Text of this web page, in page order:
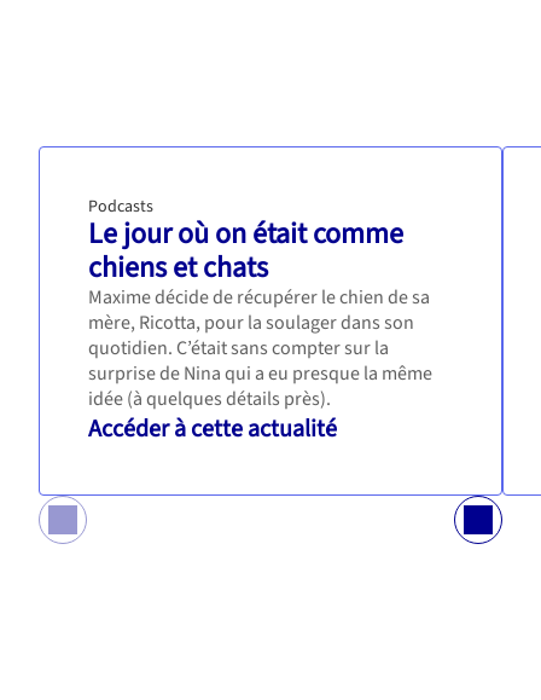
Podcasts
Le jour où on était comme
chiens et chats
Maxime décide de récupérer le chien de sa
mère, Ricotta, pour la soulager dans son
quotidien. C’était sans compter sur la
surprise de Nina qui a eu presque la même
idée (à quelques détails près).
Accéder à cette actualité